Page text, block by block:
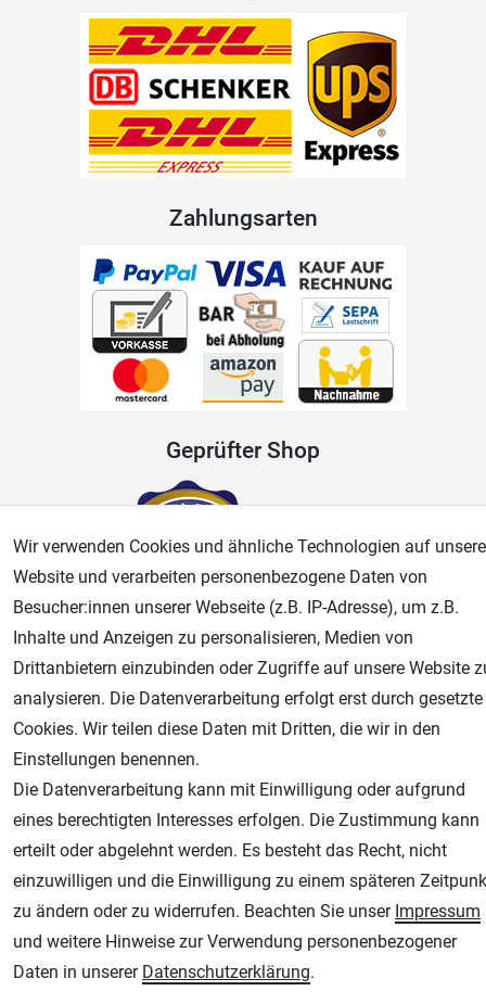
Zahlungsarten
Geprüfter Shop
AGB Widerrufsrecht Datenschutz Impressum
Unsere weiteren Shops:
Airbrush-City
Fachhandel für: Airbrushpistolen, Kompressoren, Airbrushfarben
Modellbau-City
Modellbau Shop
Plotter-City
Schneideplotter, Transferpressen, Siebdruck und Plotterfolien
Im Shop Kaufen
Wir verwenden Cookies und ähnliche Technologien auf
Website und verarbeiten personenbezogene Daten von
Besucher:innen unserer Webseite (z.B. IP-Adresse), um z.B.
Inhalte und Anzeigen zu personalisieren, Medien von
Drittanbietern einzubinden oder Zugriffe auf unsere Website
analysieren. Die Datenverarbeitung erfolgt erst durch gesetzte
Cookies. Wir teilen diese Daten mit Dritten, die wir in den
Einstellungen benennen.
Die Datenverarbeitung kann mit Einwilligung oder aufgrund
eines berechtigten Interesses erfolgen. Die Zustimmung kann
erteilt oder abgelehnt werden. Es besteht das Recht, nicht
einzuwilligen und die Einwilligung zu einem späteren
zu ändern oder zu widerrufen. Beachten Sie unser Impressum
und weitere Hinweise zur Verwendung personenbezogener
Daten in unserer Daten­schutz­erklärung.